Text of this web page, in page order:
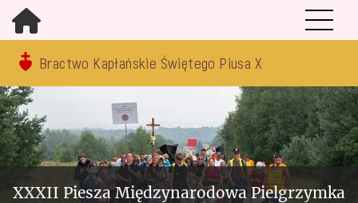
Bractwo Kapłańskie Świętego Piusa X
XXXII Piesza Międzynarodowa Pielgrzymka